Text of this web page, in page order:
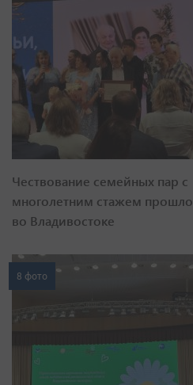
Чествование семейных пар с
многолетним стажем прошло
во Владивостоке
8 фото